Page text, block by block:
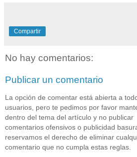
Compartir
No hay comentarios:
Publicar un comentario
La opción de comentar está abierta a
usuarios, pero te pedimos por favor
dentro del tema del artículo y no publicar
comentarios ofensivos o publicidad
reservamos el derecho de eliminar
comentario que no cumpla estas reglas.